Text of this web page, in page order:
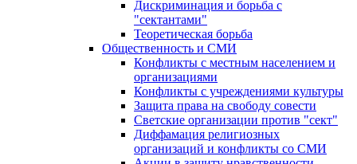
Дискриминация и борьба с
"сектантами"
Теоретическая борьба
Общественность и СМИ
Конфликты с местным населением и
организациями
Конфликты с учреждениями культуры
Защита права на свободу совести
Светские организации против "сект"
Диффамация религиозных
организаций и конфликты со СМИ